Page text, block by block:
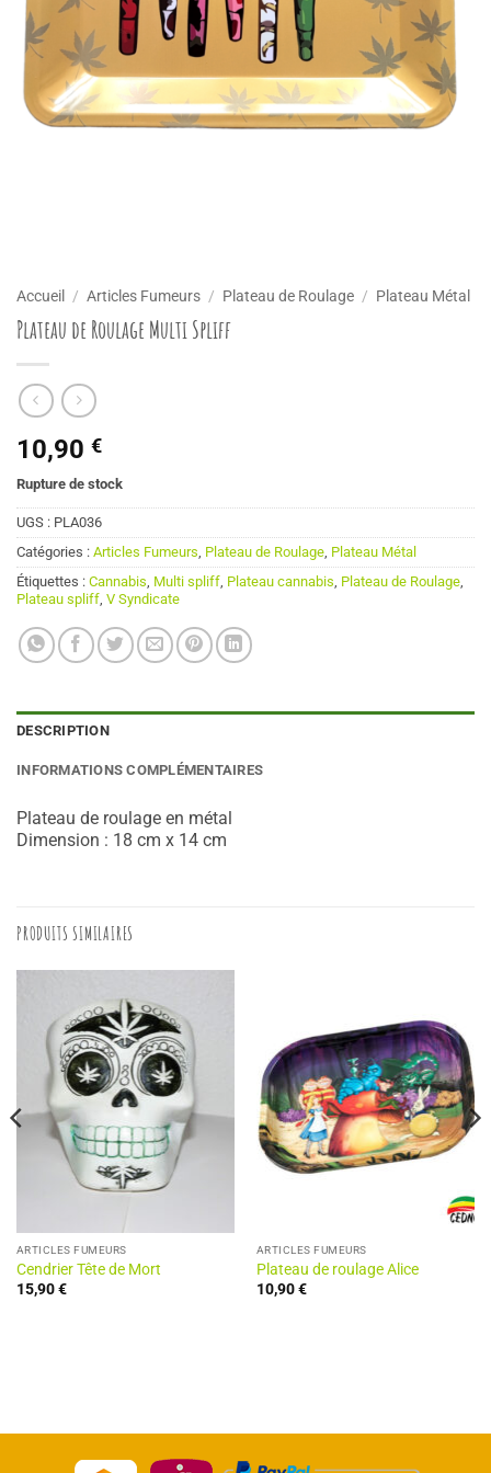
Accueil / Articles Fumeurs / Plateau de Roulage / Plateau Métal
Plateau de Roulage Multi Spliff
10,90 €
Rupture de stock
UGS : PLA036
Catégories : Articles Fumeurs Plateau de Roulage Plateau Métal
Étiquettes : Cannabis Multi spliff Plateau cannabis Plateau de Roulage
Plateau spliff V Syndicate
DESCRIPTION
INFORMATIONS COMPLÉMENTAIRES
Plateau de roulage en métal
Dimension : 18 cm x 14 cm
PRODUITS SIMILAIRES
ARTICLES FUMEURS
Cendrier Tête de Mort
15,90€
ARTICLES FUMEURS
Plateau de roulage Alice
10,90€